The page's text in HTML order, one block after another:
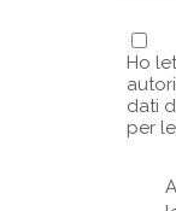
Ho
dati
per